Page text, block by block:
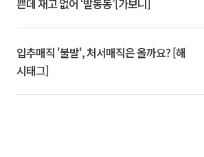
쁜데 재고 없어 ‘발동동’[가보니]
입추매직 '불발', 처서매직은 올까요? [해
시태그]